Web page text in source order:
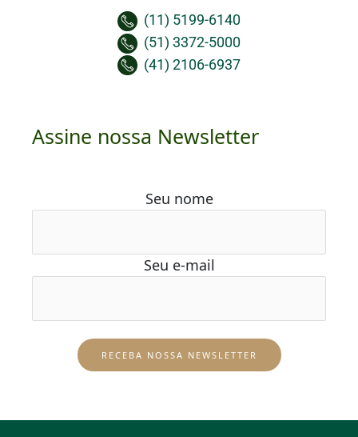
(11) 5199-6140
(51) 3372-5000
(41) 2106-6937
Assine nossa Newsletter
Seu nome
Seu e-mail